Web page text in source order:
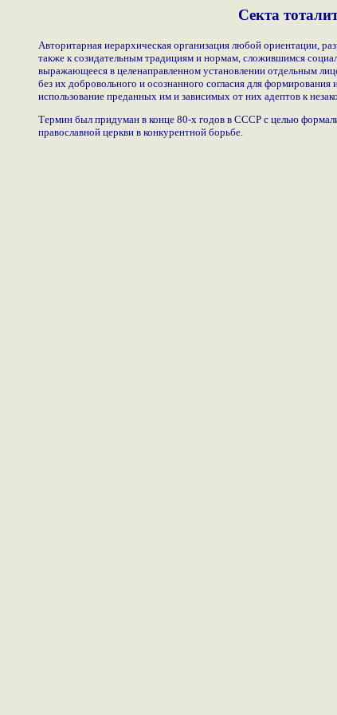
Секта
Авторитарная иерархическая организация любой ориентации,
также к созидательным традициям и нормам, сложившимся
выражающееся в целенаправленном установлении отдельным
без их добровольного и осознанного согласия для
использование преданных им и зависимых от них адептов к
Термин был придуман в конце 80-х годов в СССР с целью
православной церкви в конкурентной борьбе.